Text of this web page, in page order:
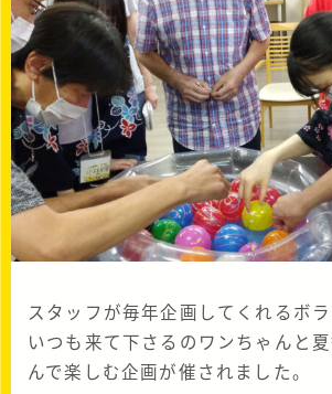
スタッフが毎年企画してくれるボ
いつも来て下さるのワンちゃんと
んで楽しむ企画が催されました。